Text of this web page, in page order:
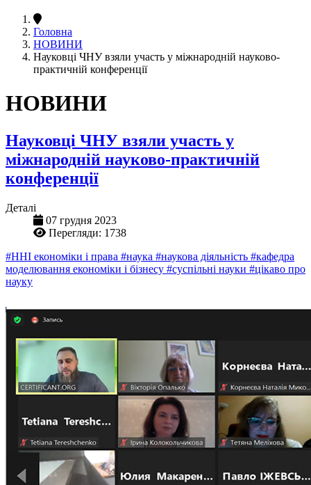
Головна
НОВИНИ
Науковці ЧНУ взяли участь у міжнародній науково-
практичній конференції
НОВИНИ
Науковці ЧНУ взяли участь у
міжнародній науково-практичній
конференції
Деталі
07 грудня 2023
Перегляди: 1738
#ННІ економіки і права #наука #наукова діяльність #кафедра
моделювання економіки і бізнесу #суспільні науки #цікаво про
науку